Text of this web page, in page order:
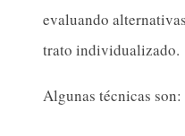
evaluando
trato individualizado.
Algunas técnicas son: